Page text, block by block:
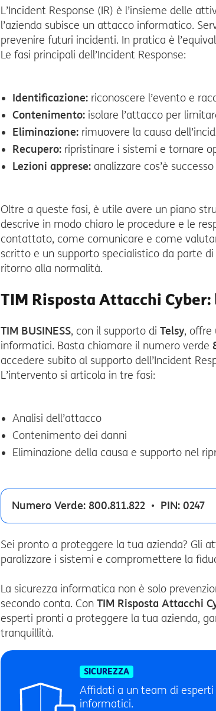
L’Incident Response (IR) è l’insieme delle
l’azienda subisce un attacco informatico.
prevenire futuri incidenti. In pratica è
Le fasi principali dell’Incident Response:
Identificazione: riconoscere l’evento e
Contenimento: isolare l’attacco per
Eliminazione: rimuovere la causa
Recupero: ripristinare i sistemi e tornare
Lezioni apprese: analizzare cos’è
Oltre a queste fasi, è utile avere un piano
descrive in modo chiaro le procedure e le
contattato, come comunicare e come
scritto e un supporto specialistico da parte
ritorno alla normalità.
TIM Risposta Attacchi
TIM BUSINESS, con il supporto di Telsy, offre
informatici. Basta chiamare il numero verde
accedere subito al supporto dell’Incident
L’intervento si articola in tre fasi:
Analisi dell’attacco
Contenimento dei danni
Eliminazione della causa e supporto nel
Numero Verde: 800.811.822 • PIN: 0247
Sei pronto a proteggere la tua azienda? Gli
paralizzare i sistemi e compromettere la
La sicurezza informatica non è solo
secondo conta. Con TIM Risposta Attacchi
esperti pronti a proteggere la tua azienda,
tranquillità.
SICUREZZA
Affidati a un team di
informatici.